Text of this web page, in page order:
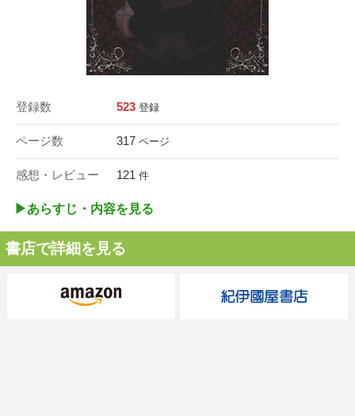
登録数 523 登録
ページ数 317 ページ
感想・レビュー 121 件
▶︎あらすじ・内容を見る
書店で詳細を見る